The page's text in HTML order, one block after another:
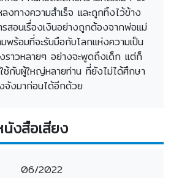
งทางความสำเร็จ และถูกทิ้งไว้ข้าง
สอนเรื่องเงินอย่างถูกต้องจากพ่อแม่
พร้อมที่จะรับมือกับโลกแห่งความเป็น
ราวหลายๆ อย่างจะพูดถึงเด็ก แต่ก็
ช้กับผู้ใหญ่หลายท่าน ที่ยังไม่ได้ศึกษา
จังมาก่อนได้อีกด้วย
นังสือเสียง
06/2022